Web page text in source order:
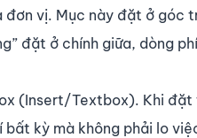
đơn vị. Mục này đặt ở góc
đặt ở chính giữa, dòng
(Insert/Textbox). Khi
kỳ mà không phải lo